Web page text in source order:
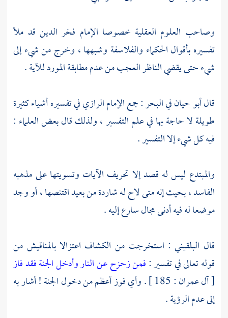
وصاحب العلوم العقلية خصوصا الإمام فخر الدين قد ملأ
تفسيره بأقوال الحكماء والفلاسفة وشبهها ، وخرج من شيء إلى
شيء حتى يقضي الناظر العجب من عدم مطابقة المورد للآية .
قالأبو حيانفي البحر : جمعالإمام الرازيفي تفسيره أشياء كثيرة
طويلة لا حاجة بها في علم التفسير ، ولذلك قال بعض العلماء :
فيه كل شيء إلا التفسير .
والمبتدع ليس له قصد إلا تحريف الآيات وتسويتها على مذهبه
الفاسد ، بحيث إنه متى لاح له شاردة من بعيد اقتنصها ، أو وجد
موضعا له فيه أدنى مجال سارع إليه .
قال البلقيني : استخرجت من الكشاف اعتزالا بالمناقيش من
قوله تعالى في تفسير :فمن زحزح عن النار وأدخل الجنة فقد فاز
[ آل عمران : 185 ] . وأي فوز أعظم من دخول الجنة ! أشار به
إلى عدم الرؤية .